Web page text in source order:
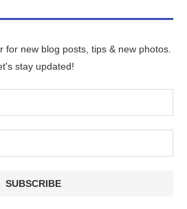
for new blog posts, tips & new photos.
stay updated!